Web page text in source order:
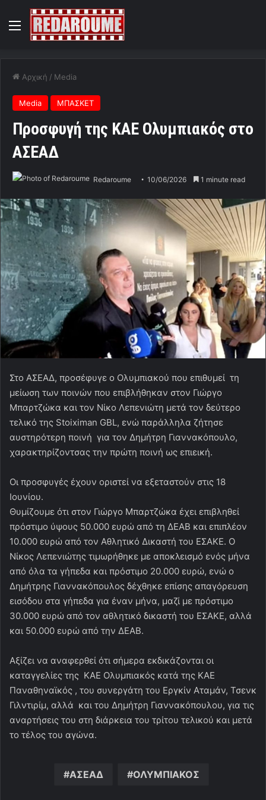
Menu
Αρχική / Media
Media ΜΠΑΣΚΕΤ
Προσφυγή της ΚΑΕ Ολυμπιακός στο
ΑΣΕΑΔ
Redaroume 10/06/2026 1 minute read
Στο ΑΣΕΑΔ, προσέφυγε ο Ολυμπιακού που επιθυμεί τη
μείωση των ποινών που επιβλήθηκαν στον Γιώργο
Μπαρτζώκα και τον Νίκο Λεπενιώτη μετά τον δεύτερο
τελικό της Stoiximan GBL, ενώ παράλληλα ζήτησε
αυστηρότερη ποινή για τον Δημήτρη Γιαννακόπουλο,
χαρακτηρίζοντσας την πρώτη ποινή ως επιεική.
Οι προσφυγές έχουν οριστεί να εξεταστούν στις 18
Ιουνίου.
Θυμίζουμε ότι στον Γιώργο Μπαρτζώκα έχει επιβληθεί
πρόστιμο ύψους 50.000 ευρώ από τη ΔΕΑΒ και επιπλέον
10.000 ευρώ από τον Αθλητικό Δικαστή του ΕΣΑΚΕ. Ο
Νίκος Λεπενιώτης τιμωρήθηκε με αποκλεισμό ενός μήνα
από όλα τα γήπεδα και πρόστιμο 20.000 ευρώ, ενώ ο
Δημήτρης Γιαννακόπουλος δέχθηκε επίσης απαγόρευση
εισόδου στα γήπεδα για έναν μήνα, μαζί με πρόστιμο
30.000 ευρώ από τον αθλητικό δικαστή του ΕΣΑΚΕ, αλλά
και 50.000 ευρώ από την ΔΕΑΒ.
Αξίζει να αναφερθεί ότι σήμερα εκδικάζονται οι
καταγγελίες της ΚΑΕ Ολυμπιακός κατά της ΚΑΕ
Παναθηναϊκός , του συνεργάτη του Εργκίν Αταμάν, Τσενκ
Γιλντιρίμ, αλλά και του Δημήτρη Γιαννακόπουλου, για τις
αναρτήσεις του στη διάρκεια του τρίτου τελικού και μετά
το τέλος του αγώνα.
ΑΣΕΑΔ ΟΛΥΜΠΙΑΚΟΣ